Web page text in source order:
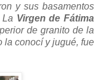
y sus basamentos
Virgen de Fátima
de granito de la
la conocí y jugué, fue